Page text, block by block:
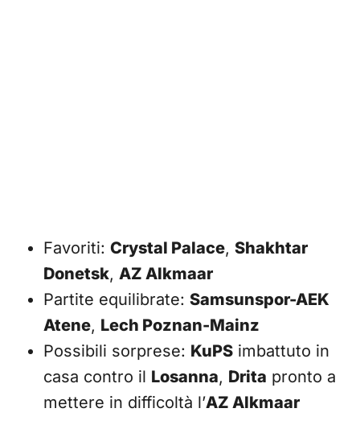
Favoriti: Crystal Palace, Shakhtar
Donetsk, AZ Alkmaar
Partite equilibrate: Samsunspor-AEK
Atene, Lech Poznan-Mainz
Possibili sorprese: KuPS imbattuto in
casa contro il Losanna, Drita pronto a
mettere in difficoltà l’AZ Alkmaar